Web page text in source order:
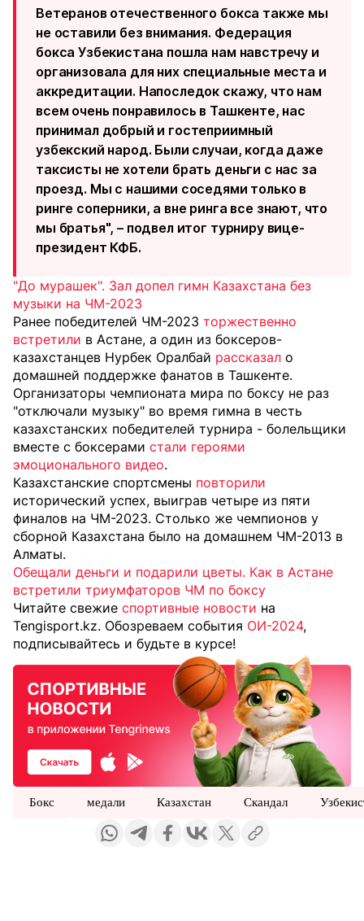
Ветеранов отечественного бокса также мы
не оставили без внимания. Федерация
бокса Узбекистана пошла нам навстречу и
организовала для них специальные места и
аккредитации. Напоследок скажу, что нам
всем очень понравилось в Ташкенте, нас
принимал добрый и гостеприимный
узбекский народ. Были случаи, когда даже
таксисты не хотели брать деньги с нас за
проезд. Мы с нашими соседями только в
ринге соперники, а вне ринга все знают, что
мы братья", – подвел итог турниру вице-
президент КФБ.
"До мурашек". Зал допел гимн Казахстана без
музыки на ЧМ-2023
Ранее победителей ЧМ-2023 торжественно
встретили в Астане, а один из боксеров-
казахстанцев Нурбек Оралбай рассказал о
домашней поддержке фанатов в Ташкенте.
Организаторы чемпионата мира по боксу не раз
"отключали музыку" во время гимна в честь
казахстанских победителей турнира - болельщики
вместе с боксерами стали героями
эмоционального видео.
Казахстанские спортсмены повторили
исторический успех, выиграв четыре из пяти
финалов на ЧМ-2023. Столько же чемпионов у
сборной Казахстана было на домашнем ЧМ-2013 в
Алматы.
Обещали деньги и подарили цветы. Как в Астане
встретили триумфаторов ЧМ по боксу
Читайте свежие спортивные новости на
Tengisport.kz. Обозреваем события ОИ-2024,
подписывайтесь и будьте в курсе!
Бокс медали Казахстан Скандал